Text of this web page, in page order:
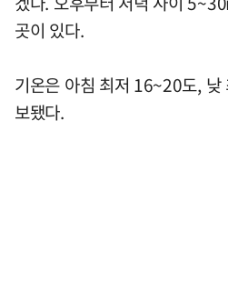
곳이 있다.
기온은 아침 최저 16~20도,
보됐다.